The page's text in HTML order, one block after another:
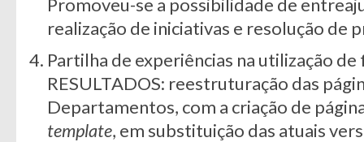
Promoveu-se a possibilidade de
realização de iniciativas e resolução de
Partilha de experiências na utilização
RESULTADOS: reestruturação das
Departamentos, com a criação de
template, em substituição das atuais